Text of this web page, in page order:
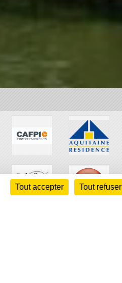
Tout accepter Tout refuser